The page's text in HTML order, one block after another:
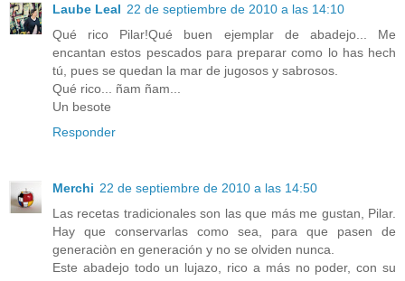
Laube Leal 22 de septiembre de 2010 a las 14:10
Qué rico Pilar!Qué buen ejemplar de abadejo... Me
encantan estos pescados para preparar como lo has hech
tú, pues se quedan la mar de jugosos y sabrosos.
Qué rico... ñam ñam...
Un besote
Responder
Merchi 22 de septiembre de 2010 a las 14:50
Las recetas tradicionales son las que más me gustan, Pilar.
Hay que conservarlas como sea, para que pasen de
generaciòn en generación y no se olviden nunca.
Este abadejo todo un lujazo, rico a más no poder, con su